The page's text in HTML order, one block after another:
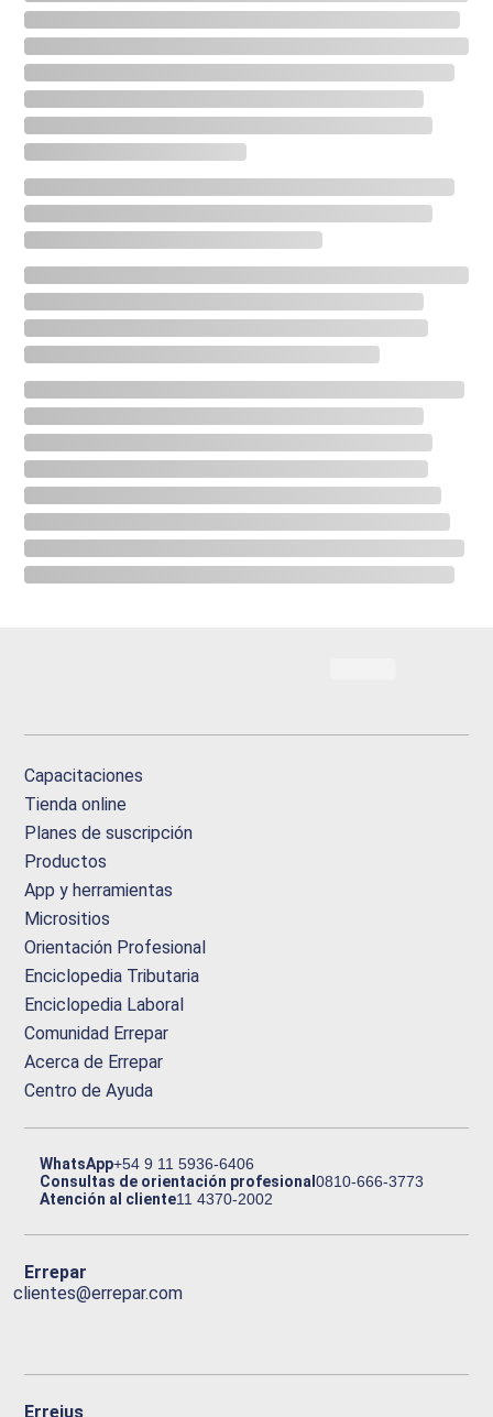
Capacitaciones
Tienda online
Planes de suscripción
Productos
App y herramientas
Micrositios
Orientación Profesional
Enciclopedia Tributaria
Enciclopedia Laboral
Comunidad Errepar
Acerca de Errepar
Centro de Ayuda
WhatsApp+54 9 11 5936-6406
Consultas de orientación profesional0810-666-3773
Atención al cliente11 4370-2002
Errepar
clientes@errepar.com
Erreius